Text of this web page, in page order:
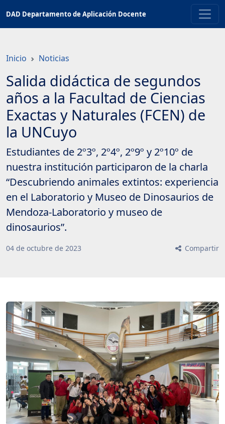
contenido
DAD Departamento de Aplicación Docente
Inicio Noticias
Salida didáctica de segundos
años a la Facultad de Ciencias
Exactas y Naturales (FCEN) de
la UNCuyo
Estudiantes de 2º3º, 2º4º, 2º9º y 2º10º de
nuestra institución participaron de la charla
“Descubriendo animales extintos: experiencia
en el Laboratorio y Museo de Dinosaurios de
Mendoza-Laboratorio y museo de
dinosaurios”.
04 de octubre de 2023 Compartir